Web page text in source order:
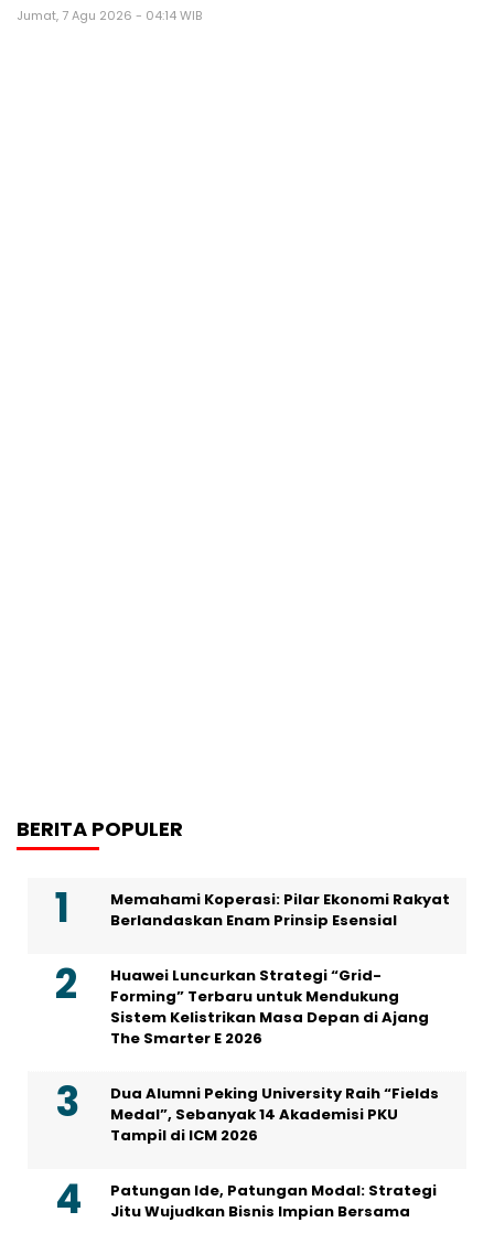
Jumat, 7 Agu 2026 - 04:14 WIB
BERITA POPULER
Memahami Koperasi: Pilar Ekonomi Rakyat
Berlandaskan Enam Prinsip Esensial
Huawei Luncurkan Strategi “Grid-
Forming” Terbaru untuk Mendukung
Sistem Kelistrikan Masa Depan di Ajang
The Smarter E 2026
Dua Alumni Peking University Raih “Fields
Medal”, Sebanyak 14 Akademisi PKU
Tampil di ICM 2026
Patungan Ide, Patungan Modal: Strategi
Jitu Wujudkan Bisnis Impian Bersama